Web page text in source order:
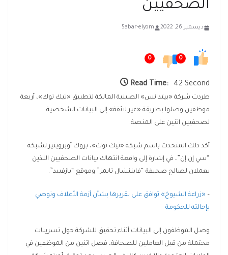
الصحفيين
ديسمبر 26, 2022 5abar-elyom
0
0
Read Time: 42 Second
طردت شركة «بيتدانس» الصينية المالكة لتطبيق «تيك توك»، أربعة
موظفين وصلوا بطريقة «غير لائقة» إلى البيانات الشخصية
لصحفيين اثنين على المنصة.
أكد ذلك المتحدث باسم شبكة «تيك توك»، بروك أوبرويتير لشبكة
“سي إن إن”، في إشارة إلى واقعة انتهاك بيانات الصحفيين اللذين
يعملان لصالح صحيفة “فايننشال تايمز” وموقع “بازفييد”.
– «زراعة الشيوخ» توافق على تقريرها بشأن أزمة الأعلاف وتوصي
بإحالته للحكومة‎‎
وصل الموظفون إلى البيانات أثناء تحقيق للشركة حول تسريبات
محتملة من قبل العاملين للصحافة، فصل اثنين من الموظفين في